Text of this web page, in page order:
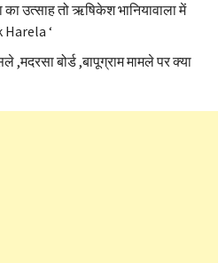
उत्साह तो ऋषिकेश भानियावाला में
Harela ‘
बोर्ड ,बापूग्राम मामले पर क्या